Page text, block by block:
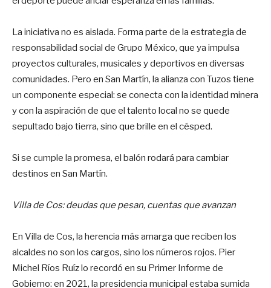
La iniciativa no es aislada. Forma parte de la estrategia de
responsabilidad social de Grupo México, que ya impulsa
proyectos culturales, musicales y deportivos en diversas
comunidades. Pero en San Martín, la alianza con Tuzos tiene
un componente especial: se conecta con la identidad minera
y con la aspiración de que el talento local no se quede
sepultado bajo tierra, sino que brille en el césped.
Si se cumple la promesa, el balón rodará para cambiar
destinos en San Martín.
Villa de Cos: deudas que pesan, cuentas que avanzan
En Villa de Cos, la herencia más amarga que reciben los
alcaldes no son los cargos, sino los números rojos. Pier
Michel Ríos Ruíz lo recordó en su Primer Informe de
Gobierno: en 2021, la presidencia municipal estaba sumida